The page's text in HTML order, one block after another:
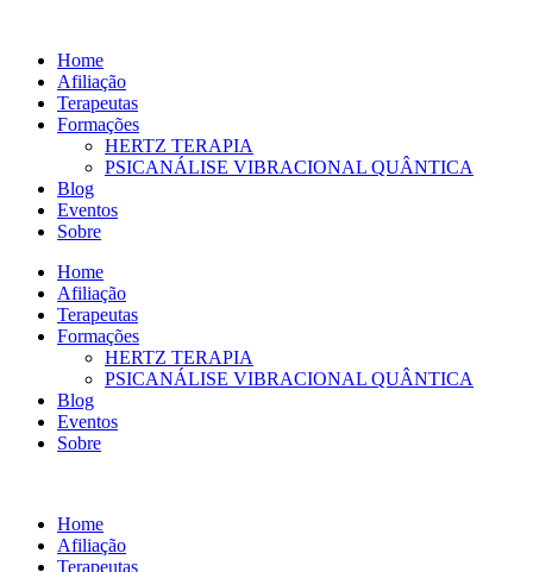
conteúdo
Home
Afiliação
Terapeutas
Formações
HERTZ TERAPIA
PSICANÁLISE VIBRACIONAL QUÂNTICA
Blog
Eventos
Sobre
Home
Afiliação
Terapeutas
Formações
HERTZ TERAPIA
PSICANÁLISE VIBRACIONAL QUÂNTICA
Blog
Eventos
Sobre
Home
Afiliação
Terapeutas